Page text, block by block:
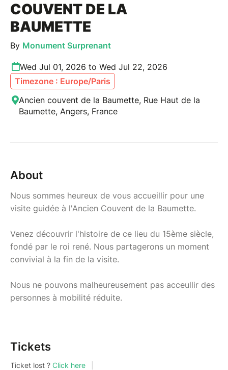
COUVENT DE LA
BAUMETTE
By Monument Surprenant
Wed Jul 01, 2026 to Wed Jul 22, 2026
Timezone : Europe/Paris
Ancien couvent de la Baumette, Rue Haut de la
Baumette, Angers, France
About
Nous sommes heureux de vous accueillir pour une
visite guidée à l'Ancien Couvent de la Baumette.
Venez découvrir l'histoire de ce lieu du 15ème siècle,
fondé par le roi rené. Nous partagerons un moment
convivial à la fin de la visite.
Nous ne pouvons malheureusement pas acceullir des
personnes à mobilité réduite.
Tickets